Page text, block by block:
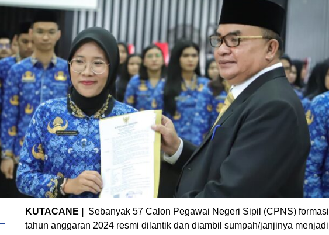
KUTACANE | Sebanyak 57 Calon Pegawai Negeri Sipil (CPNS) formasi
tahun anggaran 2024 resmi dilantik dan diambil sumpah/janjinya menjadi